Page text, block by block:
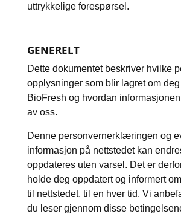
uttrykkelige forespørsel.
GENERELT
Dette dokumentet beskriver hvilke
opplysninger som blir lagret om
BioFresh og hvordan
av oss.
Denne personvernerklæringen og
informasjon på nettstedet kan
oppdateres uten varsel. Det er
holde deg oppdatert og informert
til nettstedet, til en hver tid. Vi
du leser gjennom disse